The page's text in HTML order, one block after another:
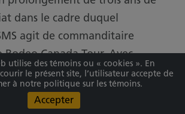
dans le cadre duquel
agit de commanditaire
Canada Tour. Avec
l’événement phare de
sous le nom de SMS
Rodeo Tour jusqu’en 2026.
utilise des témoins ou « cookies ». En
le présent site, l’utilisateur accepte de
à notre politique sur les témoins.